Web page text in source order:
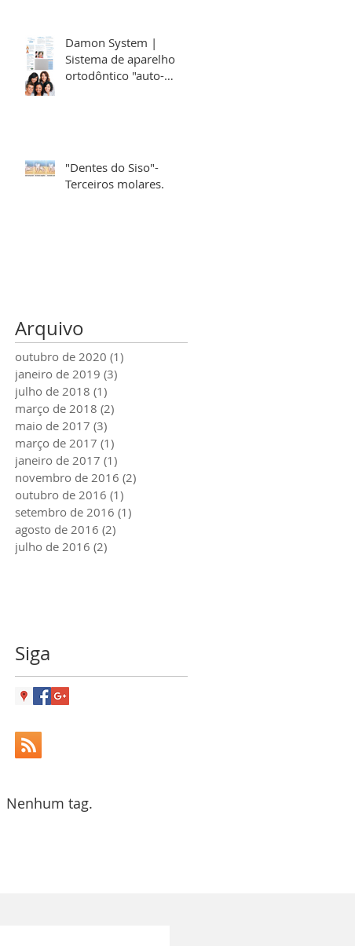
Damon System |
Sistema de aparelho
ortodôntico "auto-
"Dentes do Siso"-
Terceiros molares.
Arquivo
outubro de 2020 (1)
janeiro de 2019 (3)
julho de 2018 (1)
março de 2018 (2)
maio de 2017 (3)
março de 2017 (1)
janeiro de 2017 (1)
novembro de 2016 (2)
outubro de 2016 (1)
setembro de 2016 (1)
agosto de 2016 (2)
julho de 2016 (2)
Siga
Nenhum tag.